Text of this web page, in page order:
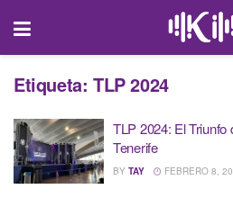
Etiqueta: TLP 2024
TLP 2024: El
Tenerife
BY TAY FEBRERO 8,